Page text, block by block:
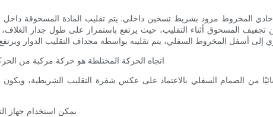
المخروط مزود بشريط تسخين داخلي. يتم تقليب المادة المسحوقة
تجفيف المسحوق أثناء التقليب، حيث يرتفع باستمرار على طول جدار
(1) اتجاه الحركة المختلطة هو حركة مركبة من
(3) يمكن استخدام جهاز